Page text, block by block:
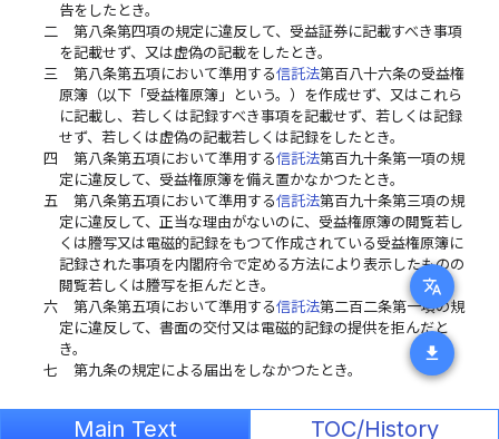
translate
download
告をしたとき。
二
第八条第四項の規定に違反して、受益証券に記載すべき事項
を記載せず、又は虚偽の記載をしたとき。
三
第八条第五項において準用する信託法第百八十六条の受益権
原簿（以下「受益権原簿」という。）を作成せず、又はこれら
に記載し、若しくは記録すべき事項を記載せず、若しくは記録
せず、若しくは虚偽の記載若しくは記録をしたとき。
四
第八条第五項において準用する信託法第百九十条第一項の規
定に違反して、受益権原簿を備え置かなかつたとき。
五
第八条第五項において準用する信託法第百九十条第三項の規
定に違反して、正当な理由がないのに、受益権原簿の閲覧若し
くは謄写又は電磁的記録をもつて作成されている受益権原簿に
記録された事項を内閣府令で定める方法により表示したものの
閲覧若しくは謄写を拒んだとき。
六
第八条第五項において準用する信託法第二百二条第一項の規
定に違反して、書面の交付又は電磁的記録の提供を拒んだと
き。
七
第九条の規定による届出をしなかつたとき。
Japanese Law Translation Database System
Main Text TOC/History